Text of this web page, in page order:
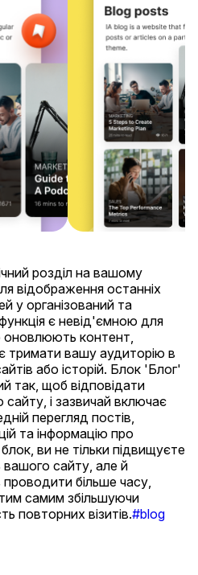
розділ на вашому
відображення останніх
у організований та
є невід'ємною для
оновлюють контент,
тримати вашу аудиторію в
або історій. Блок 'Блог'
так, щоб відповідати
і зазвичай включає
перегляд постів,
та інформацію про
ви не тільки підвищуєте
вашого сайту, але й
проводити більше часу,
самим збільшуючи
повторних візитів.#blog